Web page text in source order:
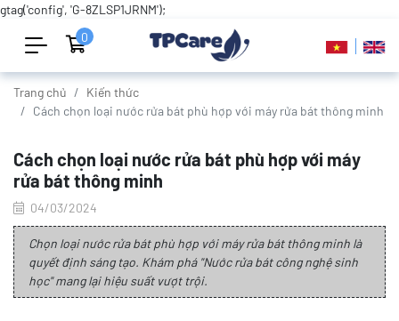
gtag('config', 'G-8ZLSP1JRNM');
0
Trang chủ
Kiến thức
Cách chọn loại nước rửa bát phù hợp với máy rửa bát thông minh
Cách chọn loại nước rửa bát phù hợp với máy
rửa bát thông minh
04/03/2024
Chọn loại nước rửa bát phù hợp với máy rửa bát thông minh là
quyết định sáng tạo. Khám phá "Nước rửa bát công nghệ sinh
học" mang lại hiệu suất vượt trội.